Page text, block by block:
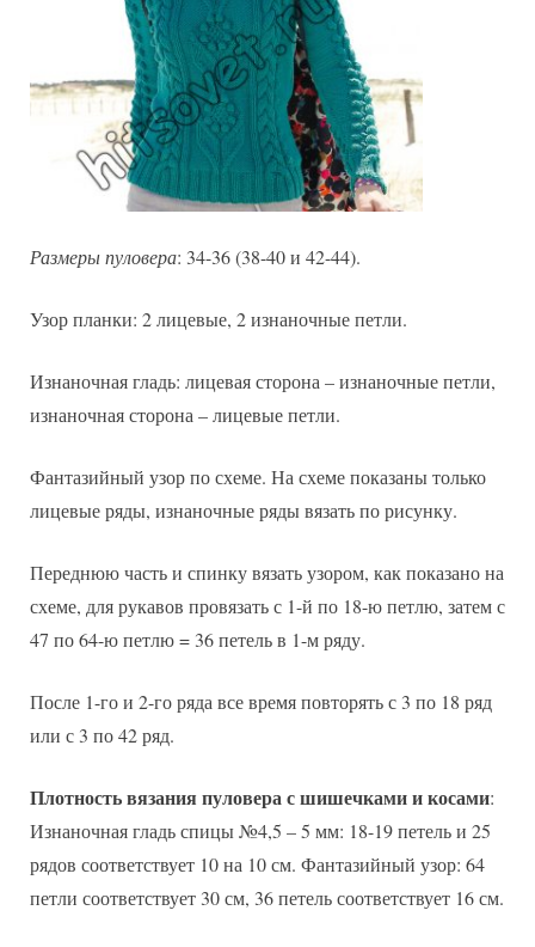
Размеры пуловера: 34-36 (38-40 и 42-44).
Узор планки: 2 лицевые, 2 изнаночные петли.
Изнаночная гладь: лицевая сторона – изнаночные петли,
изнаночная сторона – лицевые петли.
Фантазийный узор по схеме. На схеме показаны только
лицевые ряды, изнаночные ряды вязать по рисунку.
Переднюю часть и спинку вязать узором, как показано на
схеме, для рукавов провязать с 1-й по 18-ю петлю, затем с
47 по 64-ю петлю = 36 петель в 1-м ряду.
После 1-го и 2-го ряда все время повторять с 3 по 18 ряд
или с 3 по 42 ряд.
Плотность вязания пуловера с шишечками и косами:
Изнаночная гладь спицы №4,5 – 5 мм: 18-19 петель и 25
рядов соответствует 10 на 10 см. Фантазийный узор: 64
петли соответствует 30 см, 36 петель соответствует 16 см.